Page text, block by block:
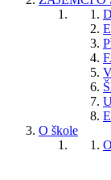
O škole